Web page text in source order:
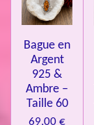
Bague en
Argent
925 &
Ambre –
Taille 60
69,00 €